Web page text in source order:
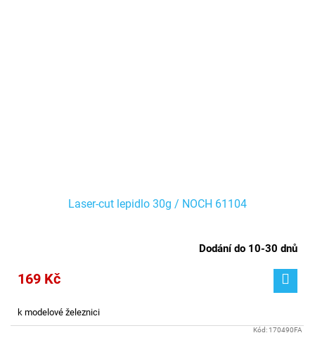
Laser-cut lepidlo 30g / NOCH 61104
Dodání do 10-30 dnů
169 Kč
k modelové železnici
Kód: 170490FA